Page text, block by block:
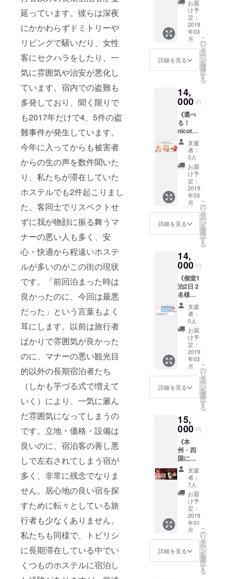
延っています。彼らは深夜
にかかわらずドミトリーや
リビングで騒いだり、女性
客にセクハラをしたり、一
気に雰囲気や治安が悪化し
ています。宿内での盗難も
多発しており、聞く限りで
も2017年だけで4、5件の盗
難事件が発生しています。
今年に入ってからも被害者
からの生の声を数件聞いた
り、私たちが滞在していた
ホステルでも2件起こりまし
た。客同士でリスペクトせ
ずに我が物顔に振る舞うマ
ナーの悪い人も多く、安
心・快適から程遠いホステ
ルが多いのがこの街の現状
です。「前回泊まった時は
良かったのに、今回は最悪
だった」という言葉もよく
耳にします。以前は旅行者
ばかりで雰囲気が良かった
のに、マナーの悪い観光目
的以外の長期宿泊者たち
（しかも芋づる式で増えて
いく）により、一気に澱ん
だ雰囲気になってしまうの
です。立地・価格・設備は
良いのに、宿泊客の善し悪
しで左右されてしまう宿が
多く、非常に残念でなりま
せん。居心地の良い宿を探
すために転々としている旅
行者も少なくありません。
私たちも同様で、トビリシ
に長期滞在している中でい
くつものホステルに宿泊し
きます
ので、
事前に
お問い
合わせ
くださ
い。予
約必須
となり
※この物
件で初
めて迎
える冬
のた
め、寒
さに関
しまし
ては私
たちも
未知で
す。防
寒対策
や暖房
器具な
ど準備
する予
安があ
る方は
事前に
ご相談
くださ
い。 ＊
あたた
かい応
援どう
もあり
がとう
ござい
ます＊
い。
ニック
ネーム
記のオ
リジナ
ルグッ
ズのデ
ザイン
干変更
する場
合があ
りま
す。予
めご了
承いた
だきま
すよう
お願い
いたし
ます。
＊あた
たかい
応援ど
うもあ
りがと
うござ
います
として
お名前
を掲載
させて
いただ
きま
す。 ※
お名前
の掲載
な方
は、備
考欄に
てその
旨お知
らせく
ださ
い。
ニック
ネーム
可 ※上
記のオ
リジナ
ルグッ
ズのデ
ザイン
は、若
干変更
する場
りま
す。予
めご了
承いた
だきま
すよう
お願い
いたし
ます。
＊あた
たかい
応援ど
うもあ
りがと
うござ
います
＊
らの感
謝のお
手紙は
ジュー
スとは
別送に
お届け
は3月頃
してお
りま
す。 ※※
本州・
四国に
お届け
の方限
定と
なって
いま
す。北
海道・
九州・
沖縄へ
の配送
をご希
望され
る方
は、専
コース
をご選
択くだ
さい。
＊あた
たかい
応援ど
うもあ
りがと
うござ
います
に、
ウェル
カムワ
インや
朝食、
洗濯機
サービ
スはつ
ん。 ※
お届け
予定月
はあく
までも
目安と
なり、
保証す
るもの
ではあ
りませ
ん。小
さなゲ
ストハ
ウスで
数が限
られて
め、満
室の際
はご希
望の日
程でご
予約い
ただけ
ない可
能性が
ありま
すの
で、予
めご了
承いた
だきま
すよう
お願い
いたし
ます。
に関し
まして
は調整
させて
いただ
きます
ので、
事前に
お問い
合わせ
くださ
い。予
約必須
となり
ます。
※この物
件で初
めて迎
える冬
の掲載
が不要
な方
は、備
考欄に
てその
らせく
ださ
ネーム
可 ＊あ
たたか
い応援
どうも
ありが
とうご
ざいま
す＊
ili」オリ
ジナル
ステッ
カー 1
礼のお
手紙
nicoと
ちを込
めた直
筆お手
紙 ④こ
れから
作成す
るゲス
トハウ
スの
ウェブ
サイト
に、ご
支援者
として
お名前
させて
いただ
お名前
の掲載
が不要
な方
は、備
考欄に
てその
旨お知
らせく
ださ
い。
ニック
ネーム
ジュー
いての
詳細説
ご覧く
ださ
い。 ※
順次発
送準備
をいた
します
が、
nicoと
Tallyか
らの感
謝のお
手紙は
ジュー
スとは
なり、
お届け
み放題
⑤nico
かTally
がご案
内！半
日トビ
リシ市
ご興味
あるこ
とやご
要望を
お伺い
し、
nicoか
Tallyの
どちら
かが、
その日
最高の
時間を
過ごせ
る、あ
なただ
けのト
へご案
内しま
す！ ※
公共交
通と徒
歩での
ご案
内。 ※
ご案内
時間は
相談の
上、4時
間から6
時間程
度とな
す。 ※
食費や
物館や
美術館
などの
入場料
がかか
る場合
は、
nicoま
たは
Tally分
の費用
合わ
せ、別
途ご負
担をお
たしま
す。 ※
ピ本＋
詰め合
わせ
コー
ス》 ①
ジョー
ジア料
理レシ
ピ本
語版）
② スパ
イス3種
類（ひ
とこと
メモ
付）
ジョー
ジア料
理に欠
かせな
いスパ
イスの
中から3
種類
「ス
ヴァネ
）」＋
「（何
が届く
かお楽
し
み！）
×2」を
セット
でお届
けいた
しま
す。少
し加え
るだけ
で風味
が増
し、
でなく
いろい
ろな料
理に合
います
ので、
この機
会に是
非お試
しくだ
さい。
スパイ
スの簡
単な説
明を書
「ひと
ことメ
お届
け予
定：
2019
年03
月
詳細を見る
こ
の
リ
タ
ー
ン
を
選
択
す
る
14,
000 円
《選べ
る！
nicotali
shviliオ
リジナ
ルグッ
ズ満喫
コー
ス》 A,
B, Cの
中か
ら、そ
れぞれ1
点ずつ
お選び
くださ
A.
「nicot
alishvili
」オリ
ジナル
ミニ
グッズ
●円形
キーホ
ルダー
［幅：
5.5cm
、縦：
6cm］
●ハード
ト
［縦：
約
10.5cm
、幅：
約
7.5cm
、厚
さ：約
1.1cm
］ ●ミ
ニハン
カチタ
オル
［幅：
約
20cm、
支援
者：
0人
お届
け予
定：
2019
年03
月
詳細を見る
こ
の
リ
タ
ー
ン
を
選
択
す
る
14,
000 円
《個室1
泊2日 2
名様ご
宿泊＋
市内観
光コー
ス》
①nicot
alishvili
宿泊チ
ケット
個室
（ツイ
ンベッ
ドルー
ム）1泊
様まで
ご利用
可能
宿泊無
料券 ②
ウェル
カムワ
イン1杯
付き（2
名様
分） ③
朝食1回
付（2名
様分）
④コー
ヒー・
紅茶飲
支援
者：
0人
お届
け予
定：
2019
年03
月
詳細を見る
こ
の
リ
タ
ー
ン
を
選
択
す
る
15,
000 円
《本
州・四
国にお
届けの
方コー
ス：
ジョー
ジア産
赤ワイ
ン 2本
セッ
ト》 ①
ラグ
ビー
ワール
ドカッ
支援
者：
7人
お届
け予
定：
2019
年01
月
詳細を見る
こ
の
リ
タ
ー
ン
を
選
択
す
る